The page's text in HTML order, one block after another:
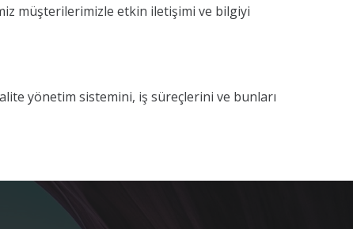
müşterilerimizle etkin iletişimi ve bilgiyi
yönetim sistemini, iş süreçlerini ve bunları